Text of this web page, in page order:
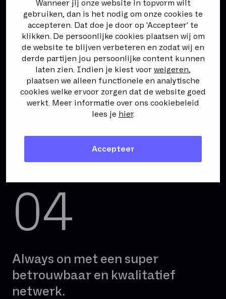
Wanneer jij onze website in topvorm wilt
gebruiken, dan is het nodig om onze cookies te
accepteren. Dat doe je door op 'Accepteer' te
klikken. De persoonlijke cookies plaatsen wij om
de website te blijven verbeteren en zodat wij en
derde partijen jou persoonlijke content kunnen
laten zien. Indien je kiest voor weigeren
plaatsen we alleen functionele en analytische
cookies welke ervoor zorgen dat de website goed
werkt. Meer informatie over ons cookiebeleid
lees je hier.
Accepteer
Makkelijk zakendoen, goede
marges.
03
Probeer ons uit, ook naast je
bestaande relaties.
04
Always on met een super
betrouwbaar en kwalitatief
netwerk.